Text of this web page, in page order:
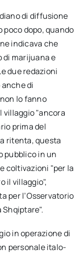
di diffusione
poco dopo, quando
indicava che
di marijuana e
due redazioni
di
lo fanno
villaggio "ancora
prima del
ritenta, questa
pubblico in un
coltivazioni "per la
il villaggio",
per l’Osservatorio
Shqiptare".
in operazione di
personale italo-